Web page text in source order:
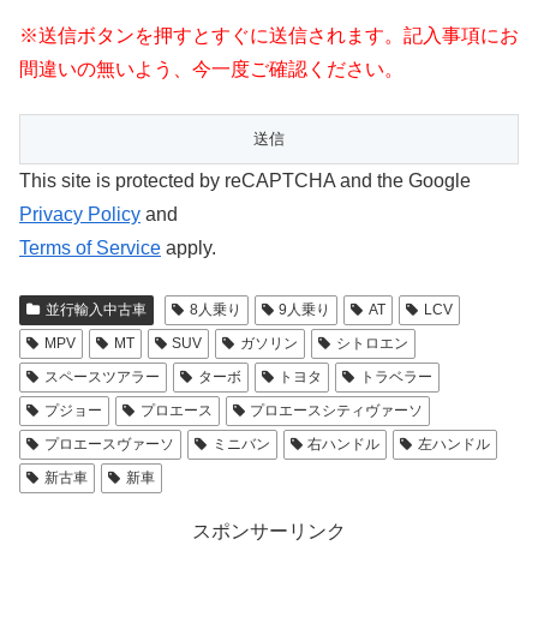
※送信ボタンを押すとすぐに送信されます。記入事項にお
間違いの無いよう、今一度ご確認ください。
This site is protected by reCAPTCHA and the Google
Privacy Policy and
Terms of Service apply.
並行輸入中古車 8人乗り 9人乗り AT
LCV
MPV
MT SUV ガソリン
シトロエン
スペースツアラー
ターボ トヨタ
トラベラー
プジョー
プロエース
プロエースシティヴァーソ
プロエースヴァーソ
ミニバン 右ハンドル
左ハンドル
新古車
新車
スポンサーリンク